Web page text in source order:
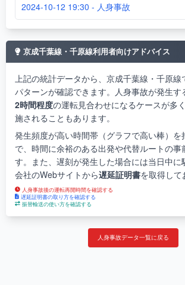
2024-10-12 19:30 - 人身事故
京成千葉線・千原線利用者向けアドバイス
上記の統計データから、京成千葉線・千原
パターンが確認できます。人身事故が発生す
2時間程度の運転見合わせになるケースが多
施されることもあります。
発生頻度が高い時間帯（グラフで高い棒）を
で、時間に余裕のある出発や代替ルートの事
す。また、遅刻が発生した場合には当日中に
会社のWebサイトから遅延証明書を取得して
人身事故後の運転再開時間を確認する
遅延証明書の取り方を確認する
振替輸送の使い方を確認する
人身事故データ一覧に戻る